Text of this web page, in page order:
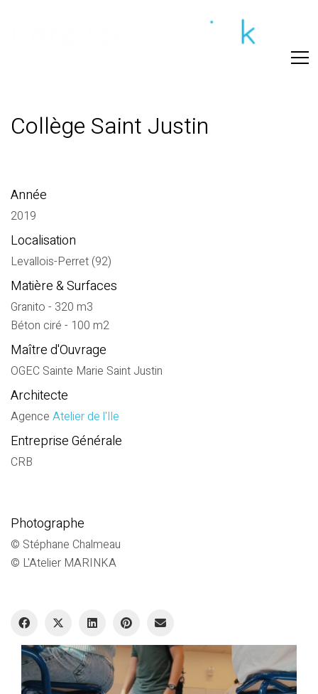
Collège Saint Justin
Année
2019
Localisation
Levallois-Perret (92)
Matière & Surfaces
Granito - 320 m3
Béton ciré - 100 m2
Maître d'Ouvrage
OGEC Sainte Marie Saint Justin
Architecte
Agence Atelier de l'Ile
Entreprise Générale
CRB
Photographe
© Stéphane Chalmeau
© L'Atelier MARINKA